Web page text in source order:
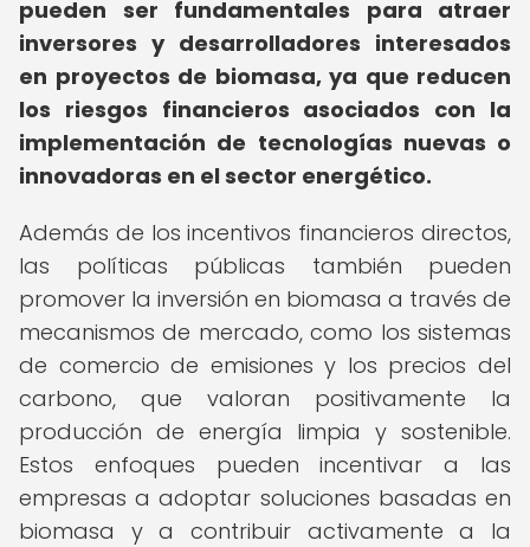
pueden ser fundamentales para atraer
inversores y desarrolladores interesados
en proyectos de biomasa, ya que reducen
los riesgos financieros asociados con la
implementación de tecnologías nuevas o
innovadoras en el sector energético.
Además de los incentivos financieros directos,
las políticas públicas también pueden
promover la inversión en biomasa a través de
mecanismos de mercado, como los sistemas
de comercio de emisiones y los precios del
carbono, que valoran positivamente la
producción de energía limpia y sostenible.
Estos enfoques pueden incentivar a las
empresas a adoptar soluciones basadas en
biomasa y a contribuir activamente a la